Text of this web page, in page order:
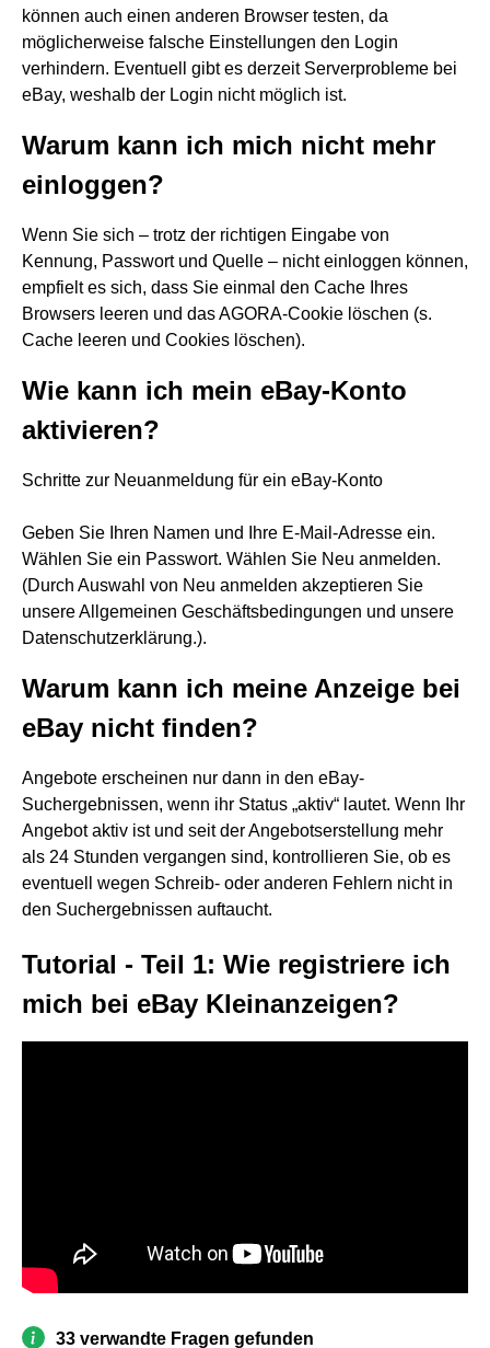
können auch einen anderen Browser testen, da
möglicherweise falsche Einstellungen den Login
verhindern. Eventuell gibt es derzeit Serverprobleme bei
eBay, weshalb der Login nicht möglich ist.
Warum kann ich mich nicht mehr
einloggen?
Wenn Sie sich – trotz der richtigen Eingabe von
Kennung, Passwort und Quelle – nicht einloggen können,
empfielt es sich, dass Sie einmal den Cache Ihres
Browsers leeren und das AGORA-Cookie löschen (s.
Cache leeren und Cookies löschen).
Wie kann ich mein eBay-Konto
aktivieren?
Schritte zur Neuanmeldung für ein eBay-Konto
Geben Sie Ihren Namen und Ihre E-Mail-Adresse ein.
Wählen Sie ein Passwort. Wählen Sie Neu anmelden.
(Durch Auswahl von Neu anmelden akzeptieren Sie
unsere Allgemeinen Geschäftsbedingungen und unsere
Datenschutzerklärung.).
Warum kann ich meine Anzeige bei
eBay nicht finden?
Angebote erscheinen nur dann in den eBay-
Suchergebnissen, wenn ihr Status „aktiv“ lautet. Wenn Ihr
Angebot aktiv ist und seit der Angebotserstellung mehr
als 24 Stunden vergangen sind, kontrollieren Sie, ob es
eventuell wegen Schreib- oder anderen Fehlern nicht in
den Suchergebnissen auftaucht.
Tutorial - Teil 1: Wie registriere ich
mich bei eBay Kleinanzeigen?
33 verwandte Fragen gefunden